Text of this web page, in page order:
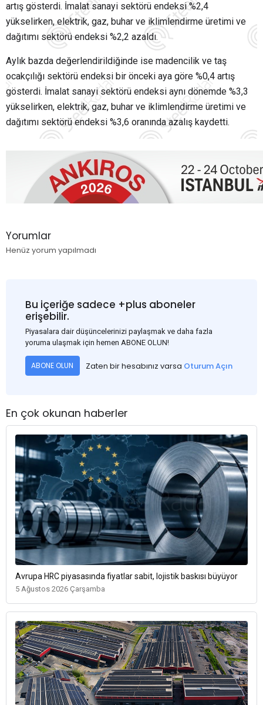
artış gösterdi. İmalat sanayi sektörü endeksi %2,4
yükselirken, elektrik, gaz, buhar ve iklimlendirme üretimi ve
dağıtımı sektörü endeksi %2,2 azaldı.
Aylık bazda değerlendirildiğinde ise madencilik ve taş
ocakçılığı sektörü endeksi bir önceki aya göre %0,4 artış
gösterdi. İmalat sanayi sektörü endeksi aynı dönemde %3,3
yükselirken, elektrik, gaz, buhar ve iklimlendirme üretimi ve
dağıtımı sektörü endeksi %3,6 oranında azalış kaydetti.
Yorumlar
Henüz yorum yapılmadı
Bu içeriğe sadece +plus aboneler
erişebilir.
Piyasalara dair düşüncelerinizi paylaşmak ve daha fazla
yoruma ulaşmak için hemen ABONE OLUN!
ABONE OLUN Zaten bir hesabınız varsa Oturum Açın
En çok okunan haberler
Avrupa HRC piyasasında fiyatlar sabit, lojistik baskısı büyüyor
5 Ağustos 2026 Çarşamba